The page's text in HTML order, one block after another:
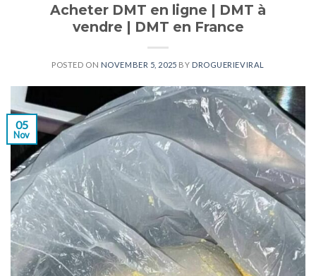
Acheter DMT en ligne | DMT à
vendre | DMT en France
POSTED ON NOVEMBER 5, 2025 BY DROGUERIEVIRAL
05
Nov